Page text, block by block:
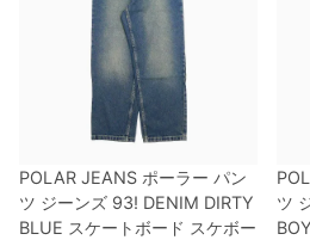
POLAR JEANS ポーラー パン
ツ ジーンズ 93! DENIM DIRTY
BLUE スケートボード スケボー
ツ
BOY